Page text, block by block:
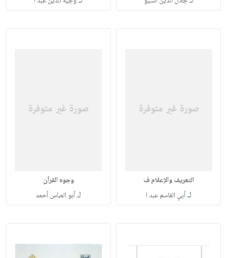
التعريف والإعلام ف
لـأبي القاسم عبد ا
وجوه القرآن
لـأبو العباس أحمد